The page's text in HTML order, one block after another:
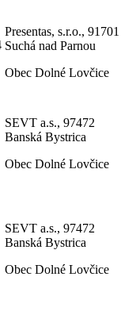
Presentas, s.r.o., 91701
Suchá nad Parnou
Obec Dolné Lovčice
SEVT a.s., 97472
Banská Bystrica
Obec Dolné Lovčice
SEVT a.s., 97472
Banská Bystrica
Obec Dolné Lovčice